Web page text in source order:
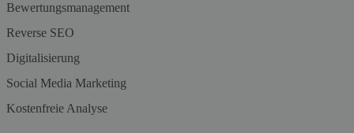
Bewertungsmanagement
Reverse SEO
Digitalisierung
Social Media Marketing
Kostenfreie Analyse